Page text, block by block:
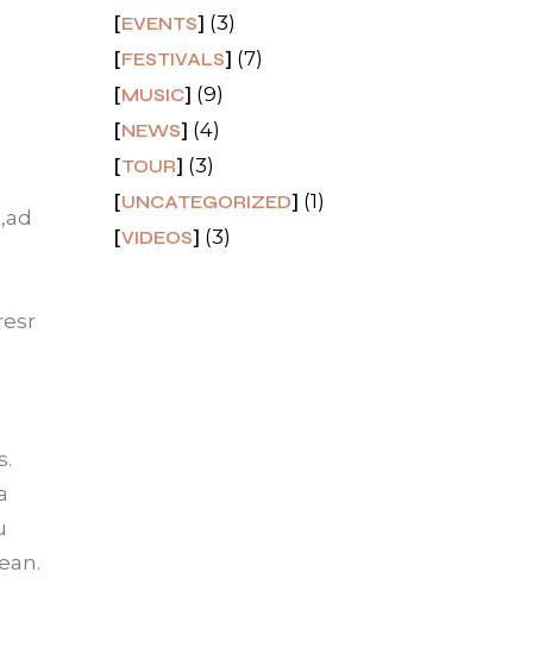
EVENTS (3)
FESTIVALS (7)
MUSIC (9)
NEWS (4)
TOUR (3)
UNCATEGORIZED (1)
VIDEOS (3)